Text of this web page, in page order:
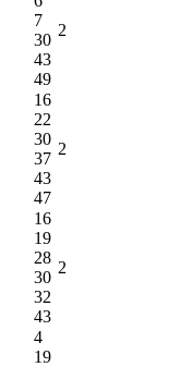
7
30
43
49
2
16
22
30
37
43
47
2
16
19
28
30
32
43
2
4
19